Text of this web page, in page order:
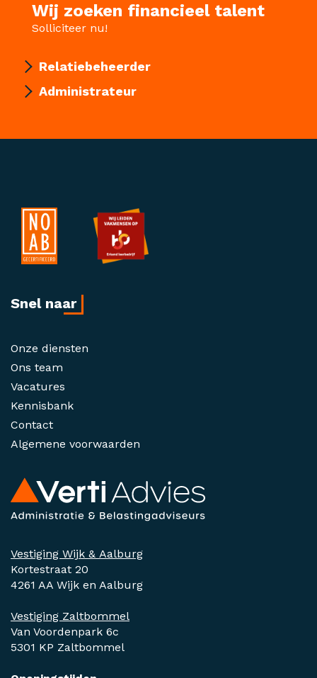
Wij zoeken financieel talent
Solliciteer nu!
Relatiebeheerder
Administrateur
Vestiging Wijk & Aalburg
Kortestraat 20
4261 AA Wijk en Aalburg
Vestiging Zaltbommel
Van Voordenpark 6c
5301 KP Zaltbommel
Snel naar
Onze diensten
Ons team
Vacatures
Kennisbank
Contact
Algemene voorwaarden